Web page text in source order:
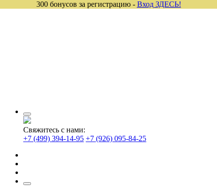
Свяжитесь с нами:
+7 (499) 394-14-95 +7 (926) 095-84-25
300 бонусов за регистрацию - Вход ЗДЕСЬ!